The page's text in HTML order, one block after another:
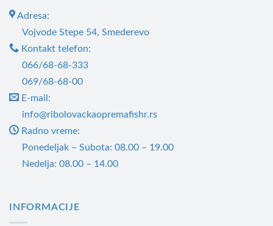
Adresa:
Vojvode Stepe 54, Smederevo
Kontakt telefon:
066/68-68-333
069/68-68-00
E-mail:
info@ribolovackaopremafishr.rs
Radno vreme:
Ponedeljak – Subota: 08.00 – 19.00
Nedelja: 08.00 – 14.00
INFORMACIJE